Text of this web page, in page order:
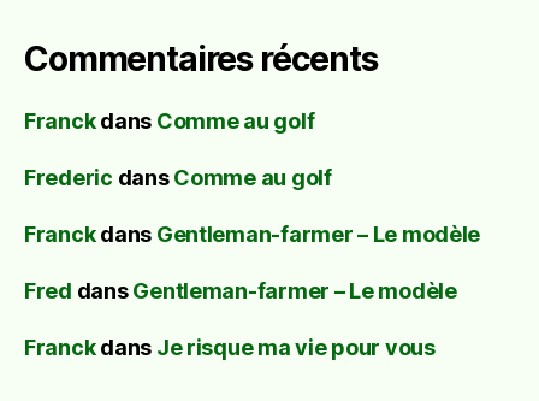
Commentaires récents
Franckdans Comme au golf
Frederic dansComme au golf
Franckdans Gentleman-farmer – Le modèle
Fred dansGentleman-farmer – Le modèle
Franckdans Je risque ma vie pour vous